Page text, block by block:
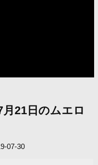
21日のムエロ
07-30